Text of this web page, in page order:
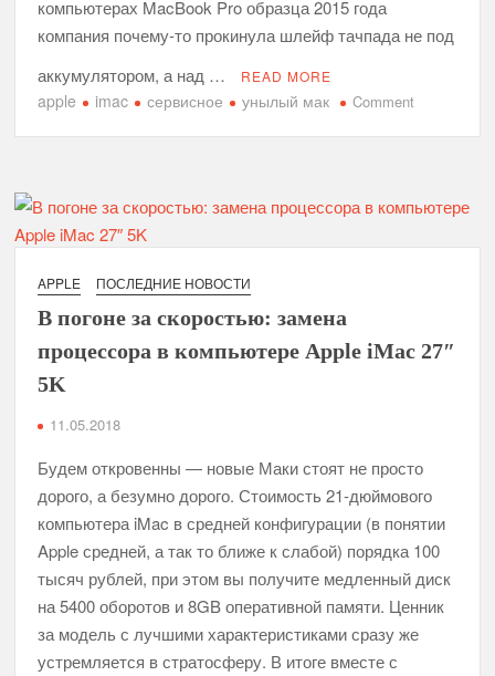
компьютерах MacBook Pro образца 2015 года
компания почему-то прокинула шлейф тачпада не под
аккумулятором, а над …
READ MORE
apple imac сервисное унылый мак Commenton
«унылого
Мака»
APPLE ПОСЛЕДНИЕ НОВОСТИ
В погоне за скоростью: замена
процессора в компьютере Apple iMac 27″
5K
11.05.2018
Будем откровенны — новые Маки стоят не просто
дорого, а безумно дорого. Стоимость 21-дюймового
компьютера iMac в средней конфигурации (в понятии
Apple средней, а так то ближе к слабой) порядка 100
тысяч рублей, при этом вы получите медленный диск
на 5400 оборотов и 8GB оперативной памяти. Ценник
за модель с лучшими характеристиками сразу же
устремляется в стратосферу. В итоге вместе с